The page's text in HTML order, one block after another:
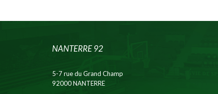
NANTERRE 92
5-7 rue du Grand Champ
92000 NANTERRE